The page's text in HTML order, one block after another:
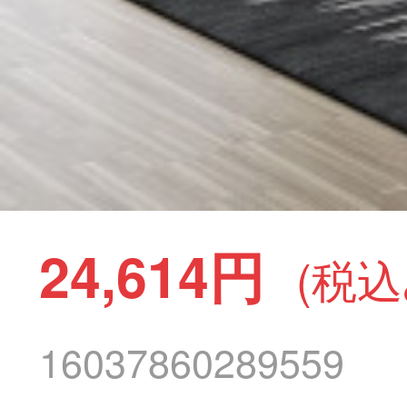
24,614円 (税
16037860289559